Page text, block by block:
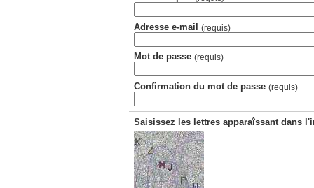
Adresse e-mail (requis)
Mot de passe (requis)
Confirmation du mot de passe (requis)
Saisissez les lettres apparaîssant dans